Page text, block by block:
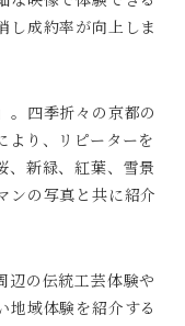
し成約率が向上しま
。四季折々の京都の
より、リピーターを
、新緑、紅葉、雪景
ンの写真と共に紹介
辺の伝統工芸体験や
地域体験を紹介する